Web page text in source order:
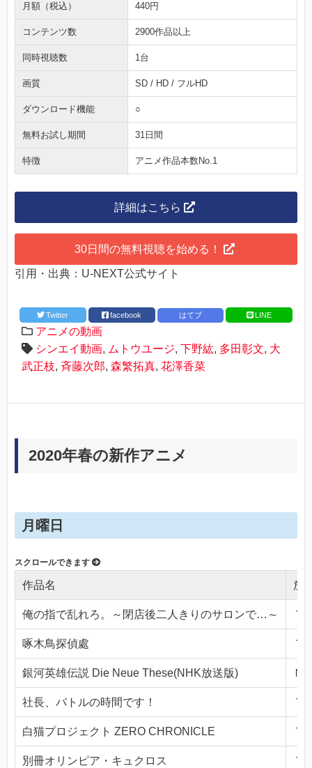
月額（税込） 440円
コンテンツ数 2900作品以上
同時視聴数 1台
画質 SD / HD / フルHD
ダウンロード機能 ○
無料お試し期間 31日間
特徴 アニメ作品本数No.1
詳細はこちら
30日間の無料視聴を始める！
引用・出典：U-NEXT公式サイト
Twitter facebook はてブ LINE
アニメの動画
シンエイ動画, ムトウユージ, 下野紘, 多田彰文, 大
武正枝, 斉藤次郎, 森繁拓真, 花澤香菜
2020年春の新作アニメ
月曜日
作品名 放
俺の指で乱れろ。～閉店後二人きりのサロンで…～ Ｔ
啄木鳥探偵處 Ｔ
銀河英雄伝説 Die Neue These(NHK放送版) Ｎ
社長、バトルの時間です！ Ｔ
白猫プロジェクト ZERO CHRONICLE Ｔ
別冊オリンピア・キュクロス Ｔ